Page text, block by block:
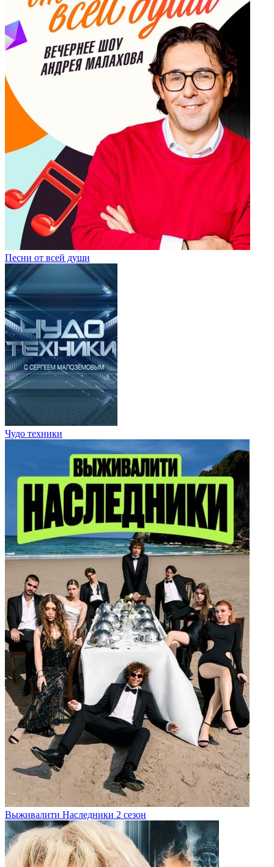
Песни от всей души
Чудо техники
Выживалити Наследники 2 сезон